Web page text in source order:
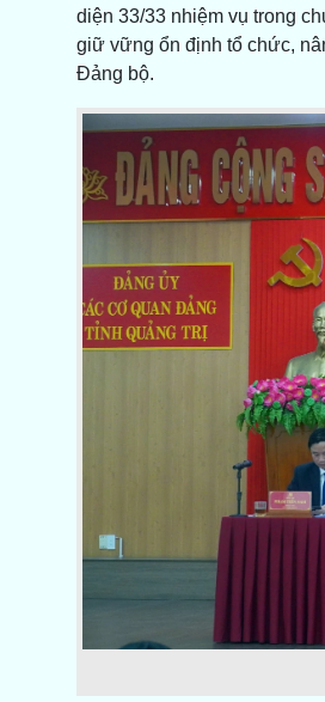
diện 33/33 nhiệm vụ trong
giữ vững ổn định tổ chức,
Đảng bộ.